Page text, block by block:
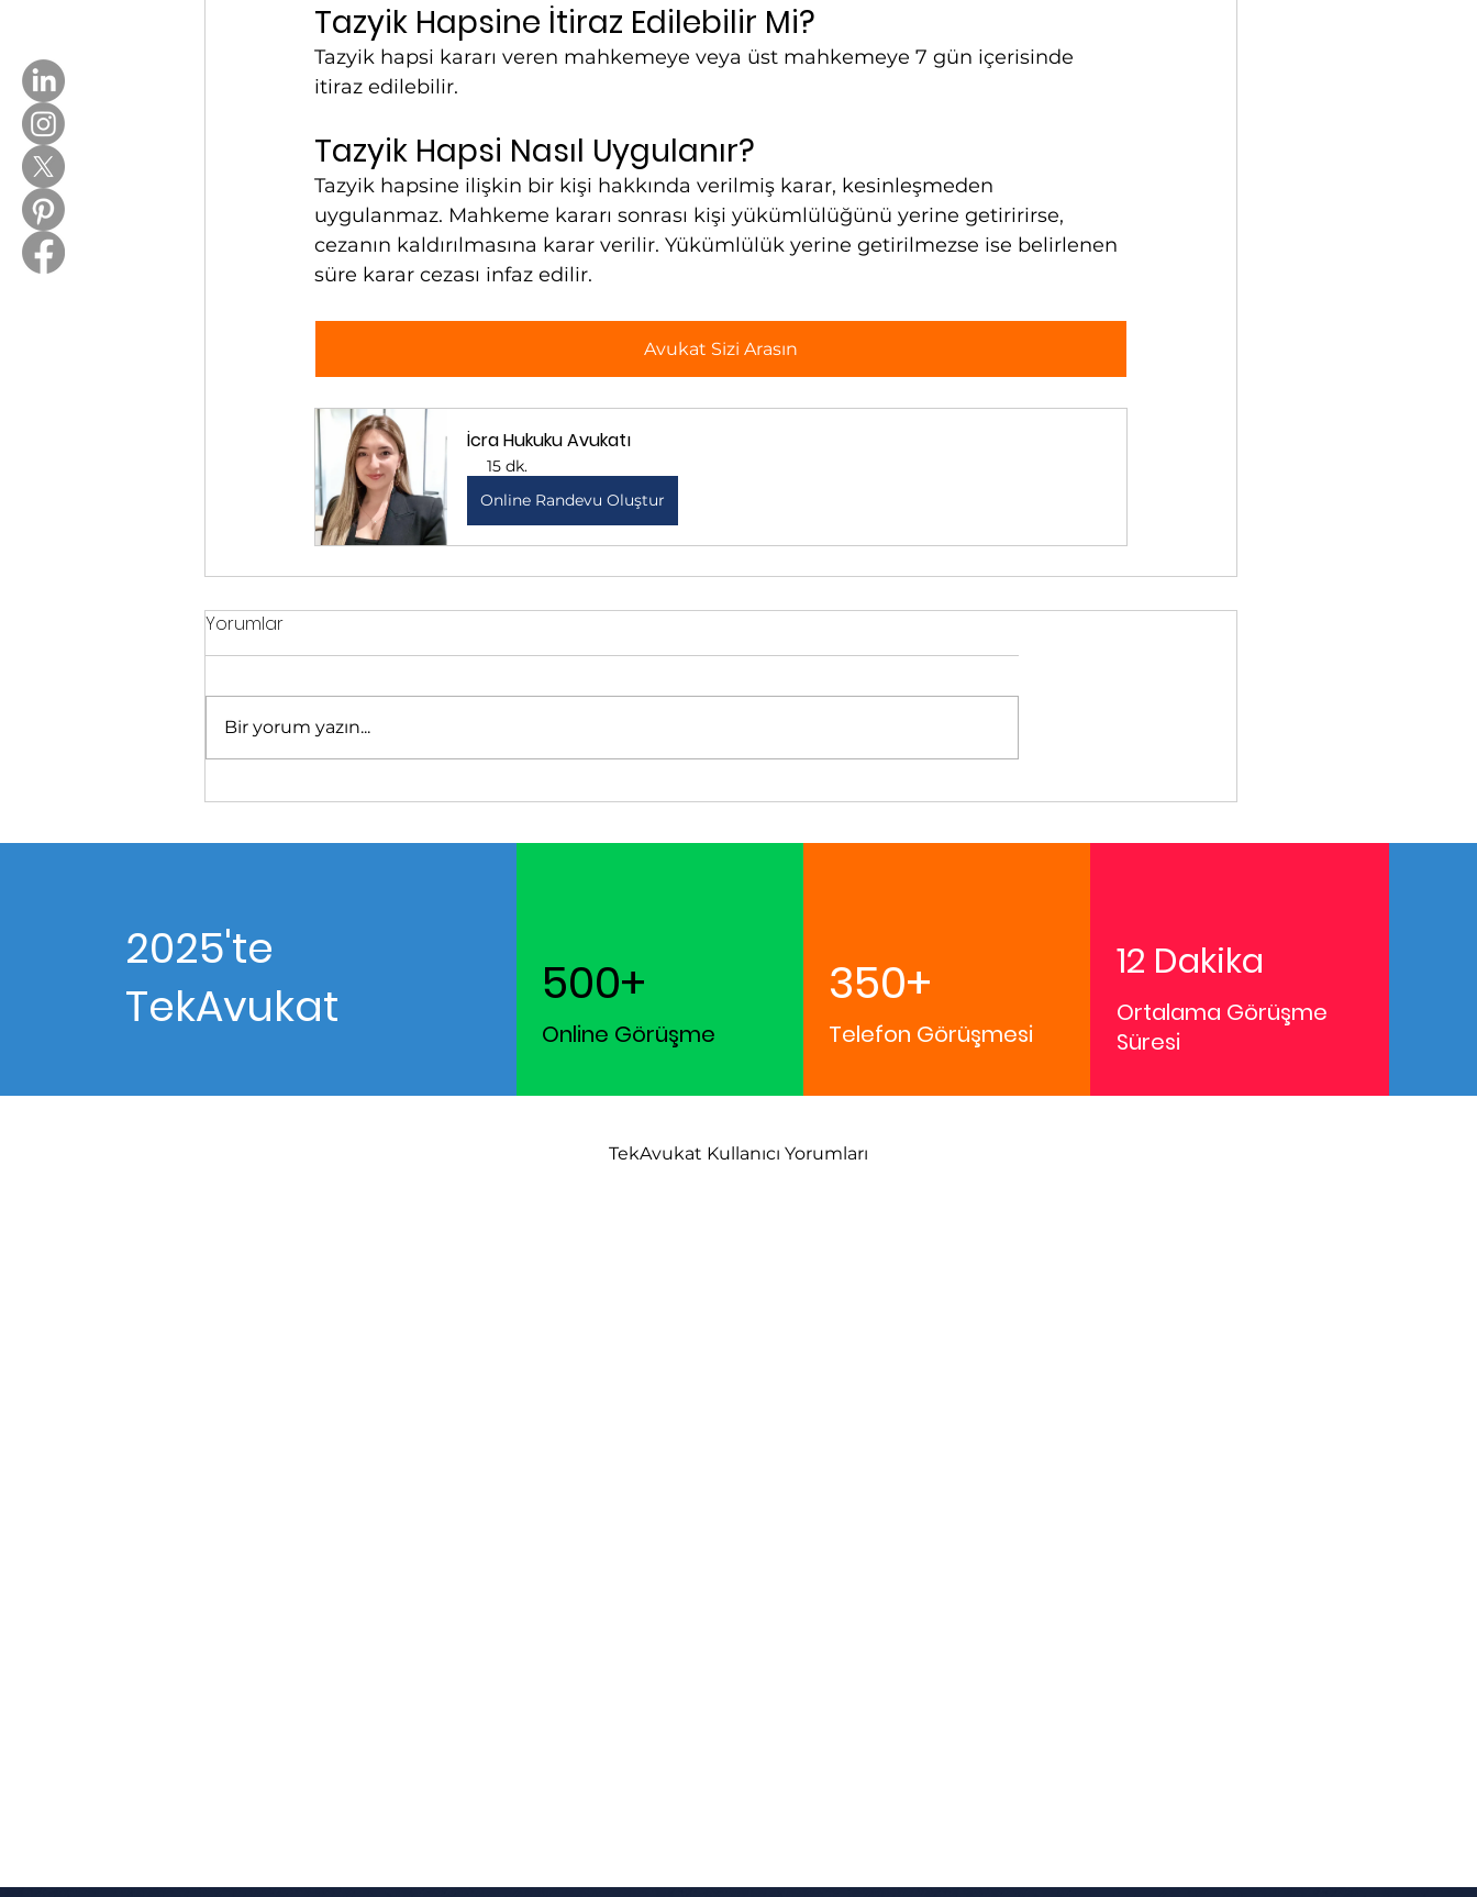
Tazyik Hapsine İtiraz Edilebilir Mi?
Tazyik hapsi kararı veren mahkemeye veya üst mahkemeye 7 gün içerisinde
itiraz edilebilir.
Tazyik Hapsi Nasıl Uygulanır?
Tazyik hapsine ilişkin bir kişi hakkında verilmiş karar, kesinleşmeden
uygulanmaz. Mahkeme kararı sonrası kişi yükümlülüğünü yerine getiririrse,
cezanın kaldırılmasına karar verilir. Yükümlülük yerine getirilmezse ise belirlenen
süre karar cezası infaz edilir.
Avukat Sizi Arasın
İcra Hukuku Avukatı
15 dk.
Online Randevu Oluştur
Yorumlar
Bir yorum yazın...
2025'te
TekAvukat
500+
Online Görüşme
350+
Telefon Görüşmesi
12 Dakika
Ortalama Görüşme
Süresi
TekAvukat Kullanıcı Yorumları